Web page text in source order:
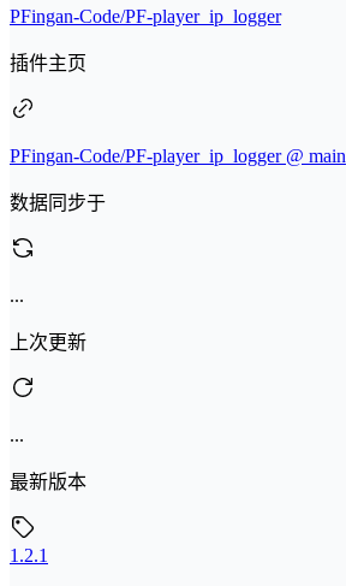
PFingan-Code/PF-player_ip_logger
插件主页
PFingan-Code/PF-player_ip_logger @ main
数据同步于
...
上次更新
...
最新版本
1.2.1